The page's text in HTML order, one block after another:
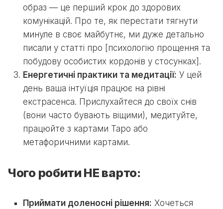
образ — це перший крок до здорових
комунікацій. Про те, як перестати тягнути
минуле в своє майбутнє, ми дуже детально
писали у статті про [психологію прощення та
побудову особистих кордонів у стосунках].
Енергетичні практики та медитації: У цей
день ваша інтуїція працює на рівні
екстрасенса. Прислухайтеся до своїх снів
(вони часто бувають віщими), медитуйте,
працюйте з картами Таро або
метафоричними картами.
Чого робити НЕ варто:
Приймати доленосні рішення: Хочеться